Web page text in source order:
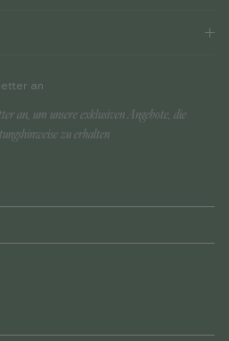
an
an, um unsere exklusiven Angebote, die
zu erhalten